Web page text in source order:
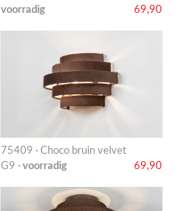
voorradig
69,90
75409 · Choco bruin velvet
G9 · voorradig 69,90